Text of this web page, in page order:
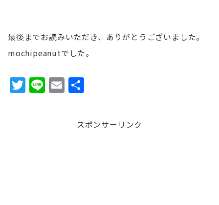
最後までお読みいただき、ありがとうございました。
mochipeanutでした。
T Li E
aiスポンサーリンク